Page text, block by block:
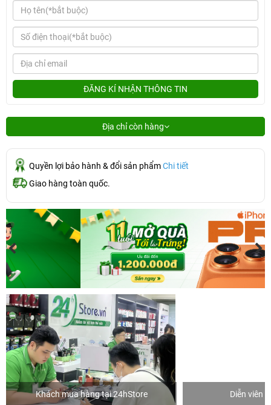
ĐĂNG KÍ NHẬN THÔNG TIN
Địa chỉ còn hàng
Quyền lợi bảo hành & đổi sản phẩmChi tiết
Giao hàng toàn quốc.
Khách mua hàng tại 24hStore Diễn viên